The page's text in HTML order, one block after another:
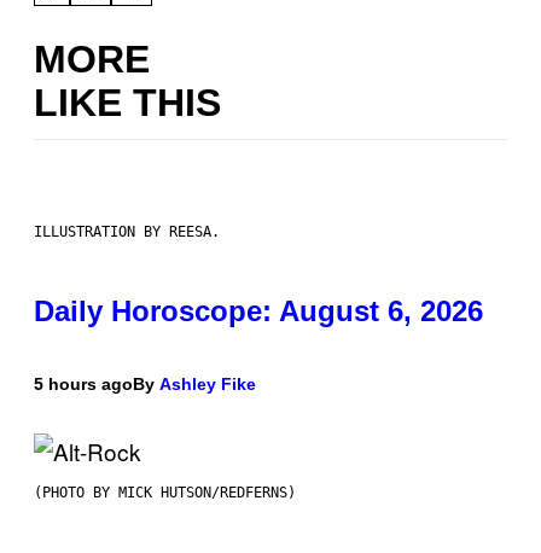
MORE
LIKE THIS
ILLUSTRATION BY REESA.
Daily Horoscope: August 6, 2026
5 hours agoBy Ashley Fike
(PHOTO BY MICK HUTSON/REDFERNS)